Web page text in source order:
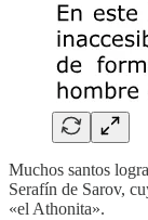
Muchos santos
Serafín de Sarov,
«el Athonita».